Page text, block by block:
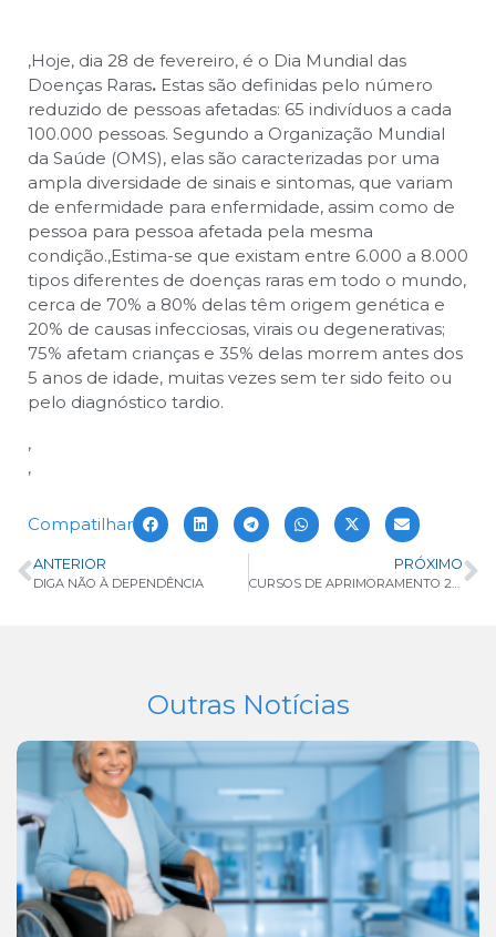
,Hoje, dia 28 de fevereiro, é o Dia Mundial das
Doenças Raras. Estas são definidas pelo número
reduzido de pessoas afetadas: 65 indivíduos a cada
100.000 pessoas. Segundo a Organização Mundial
da Saúde (OMS), elas são caracterizadas por uma
ampla diversidade de sinais e sintomas, que variam
de enfermidade para enfermidade, assim como de
pessoa para pessoa afetada pela mesma
condição.,Estima-se que existam entre 6.000 a 8.000
tipos diferentes de doenças raras em todo o mundo,
cerca de 70% a 80% delas têm origem genética e
20% de causas infecciosas, virais ou degenerativas;
75% afetam crianças e 35% delas morrem antes dos
5 anos de idade, muitas vezes sem ter sido feito ou
pelo diagnóstico tardio.
,
,
Compatilhar
ANTERIOR
DIGA NÃO À DEPENDÊNCIA
PRÓXIMO
Outras Notícias